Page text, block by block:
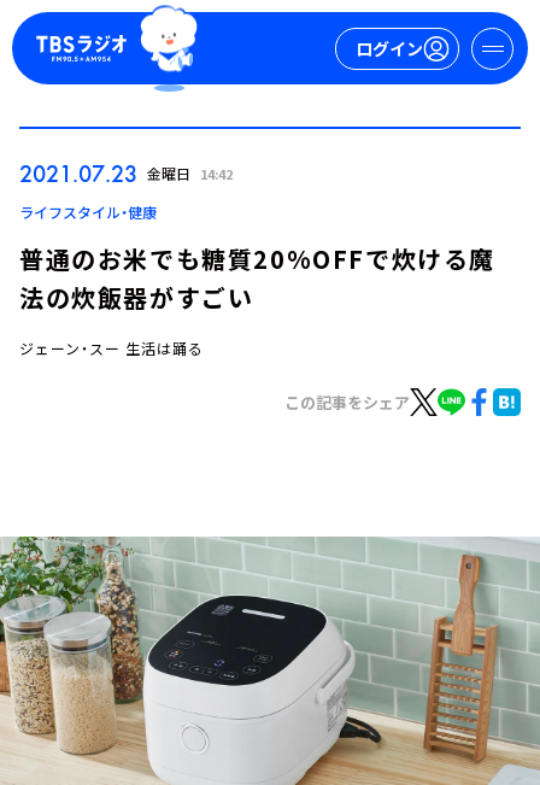
ログイン
ログイン
お知らせ
イベント・グッズ
YouTube
会社情報
2021.07.23 金曜日 14:42
ライフスタイル・健康
普通のお米でも糖質20%OFFで炊ける魔
法の炊飯器がすごい
ジェーン・スー 生活は踊る
この記事をシェア